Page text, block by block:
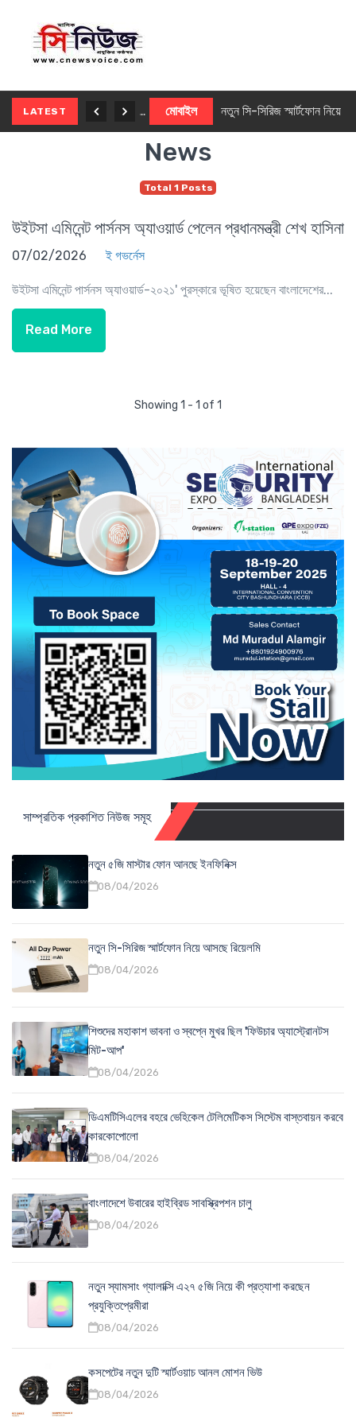
LATEST মোবাইল নতুন সি-সিরিজ স্মার্টফোন নিয়ে আসছে রিয়েলমি
News
Total 1 Posts
উইটসা এমিনেন্ট পার্সনস অ্যাওয়ার্ড পেলেন প্রধানমন্ত্রী শেখ হাসিনা
07/02/2026 ই গভর্নেস
উইটসা এমিনেন্ট পার্সনস অ্যাওয়ার্ড-২০২১' পুরস্কারে ভূষিত হয়েছেন বাংলাদেশের...
Read More
Showing 1 - 1 of 1
সাম্প্রতিক প্রকাশিত নিউজ সমূহ
নতুন ৫জি মাস্টার ফোন আনছে ইনফিনিক্স
08/04/2026
নতুন সি-সিরিজ স্মার্টফোন নিয়ে আসছে রিয়েলমি
08/04/2026
শিশুদের মহাকাশ ভাবনা ও স্বপ্নে মুখর ছিল 'ফিউচার অ্যাস্ট্রোনটস
মিট-আপ'
08/04/2026
ডিএমটিসিএলের বহরে ভেহিকেল টেলিমেটিকস সিস্টেম বাস্তবায়ন করবে
কারকোপোলো
08/04/2026
বাংলাদেশে উবারের হাইব্রিড সাবস্ক্রিপশন চালু
08/04/2026
নতুন স্যামসাং গ্যালাক্সি এ২৭ ৫জি নিয়ে কী প্রত্যাশা করছেন
প্রযুক্তিপ্রেমীরা
08/04/2026
কসপেটের নতুন দুটি স্মার্টওয়াচ আনল মোশন ভিউ
08/04/2026